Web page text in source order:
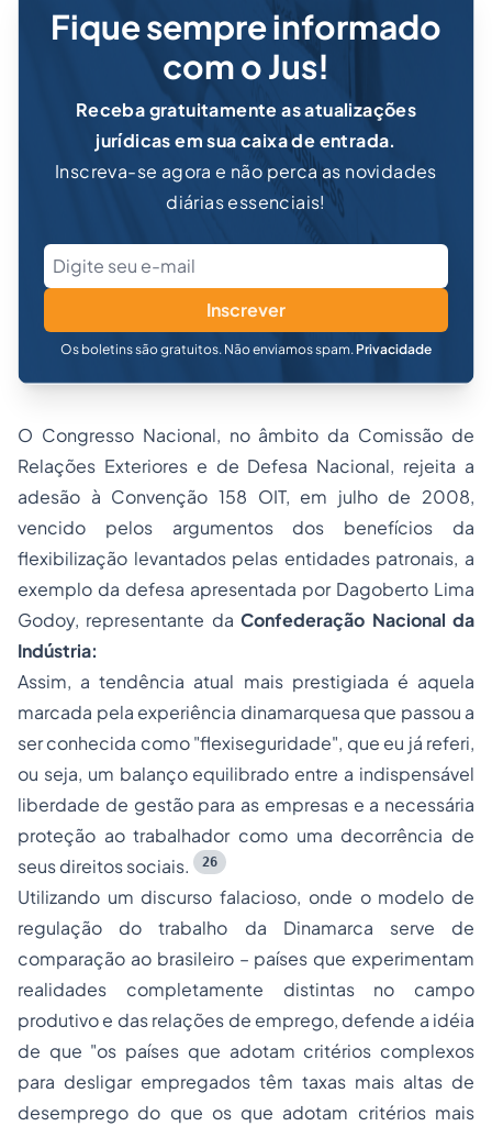
Fique sempre informado
com o Jus!
Receba gratuitamente as atualizações
jurídicas em sua caixa de entrada.
Inscreva-se agora e não perca as novidades
diárias essenciais!
Inscrever
Os boletins são gratuitos. Não enviamos spam. Privacidade
O Congresso Nacional, no âmbito da Comissão de
Relações Exteriores e de Defesa Nacional, rejeita a
adesão à Convenção 158 OIT, em julho de 2008,
vencido pelos argumentos dos benefícios da
flexibilização levantados pelas entidades patronais, a
exemplo da defesa apresentada por Dagoberto Lima
Godoy, representante daConfederação Nacional da
Indústria:
Assim, a tendência atual mais prestigiada é aquela
marcada pela experiência dinamarquesa que passou a
ser conhecida como "flexiseguridade", que eu já referi,
ou seja, um balanço equilibrado entre a indispensável
liberdade de gestão para as empresas e a necessária
proteção ao trabalhador como uma decorrência de
seus direitos sociais.
26
Utilizando um discurso falacioso, onde o modelo de
regulação do trabalho da Dinamarca serve de
comparação ao brasileiro – países que experimentam
realidades completamente distintas no campo
produtivo e das relações de emprego, defende a idéia
de que "os países que adotam critérios complexos
para desligar empregados têm taxas mais altas de
desemprego do que os que adotam critérios mais